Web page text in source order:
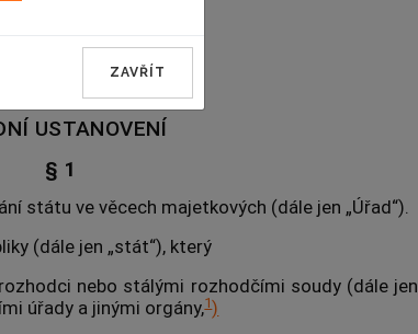
USTANOVENÍ
§ 1
státu ve věcech majetkových (dále jen „Úřad“).
(dále jen „stát“), který
nebo stálými rozhodčími soudy (dále jen
úřady a jinými orgány,1)
ZAVŘÍT